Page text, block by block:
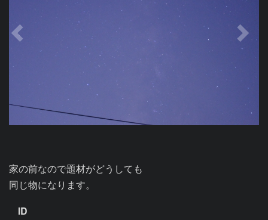
家の前なので題材がどうしても
同じ物になります。
ID